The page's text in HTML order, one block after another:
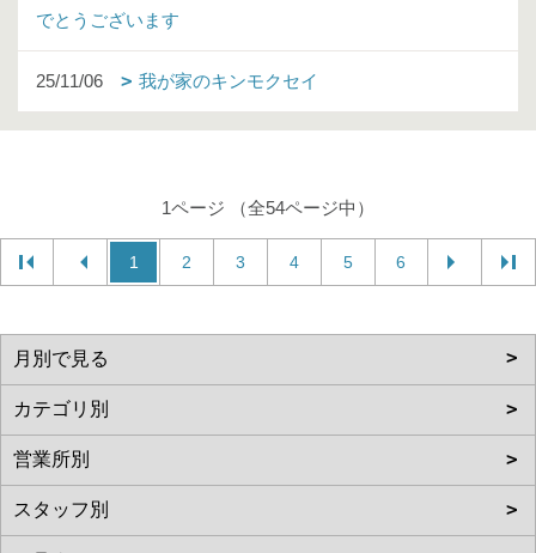
でとうございます
25/11/06 我が家のキンモクセイ
1ページ （全54ページ中）
1 2 3 4 5 6